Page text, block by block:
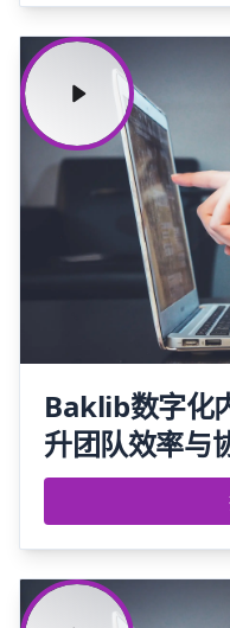
Baklib数字
升团队效率与